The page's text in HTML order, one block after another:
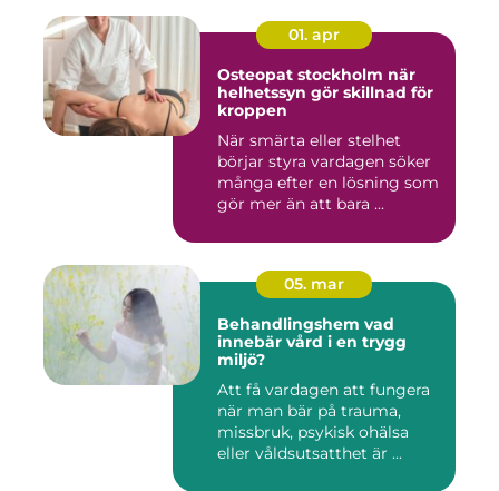
01. apr
Osteopat stockholm när
helhetssyn gör skillnad för
kroppen
När smärta eller stelhet
börjar styra vardagen söker
många efter en lösning som
gör mer än att bara ...
05. mar
Behandlingshem vad
innebär vård i en trygg
miljö?
Att få vardagen att fungera
när man bär på trauma,
missbruk, psykisk ohälsa
eller våldsutsatthet är ...